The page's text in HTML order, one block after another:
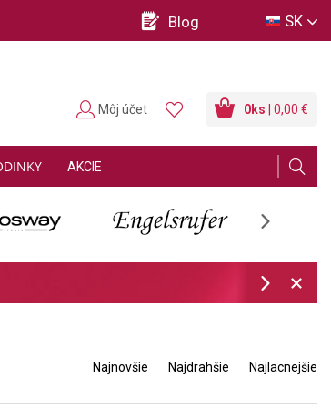
Blog SK
AKCIE
0ks | 0,00 €
Môj účet
Najnovšie Najdrahšie Najlacnejšie